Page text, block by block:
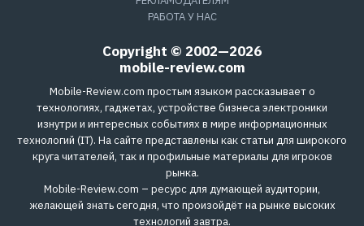
РАБОТА У НАС
Copyright © 2002—2026
mobile-review.com
Mobile-Review.com простым языком рассказывает о
технологиях, гаджетах, устройстве бизнеса электроники
изнутри и интересных событиях в мире информационных
технологий (IT). На сайте представлены как статьи для широкого
круга читателей, так и профильные материалы для игроков
рынка.
Mobile-Review.com – ресурс для думающей аудитории,
желающей знать сегодня, что произойдёт на рынке высоких
технологий завтра.